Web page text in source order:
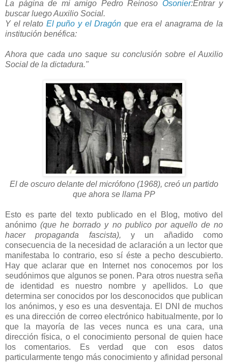
La página de mi amigo Pedro Reinoso Osonier:Entrar y
buscar luego Auxilio Social.
Y el relato El puño y el Dragón que era el anagrama de la
institución benéfica:
Ahora que cada uno saque su conclusión sobre el Auxilio
Social de la dictadura."
El de oscuro delante del micrófono (1968), creó un partido
que ahora se llama PP
Esto es parte del texto publicado en el Blog, motivo del
anónimo(que he borrado y no publico por aquello de no
hacer propaganda fascista), y un añadido como
consecuencia de la necesidad de aclaración a un lector que
manifestaba lo contrario, eso sí éste a pecho descubierto.
Hay que aclarar que en Internet nos conocemos por los
seudónimos que algunos se ponen. Para otros nuestra seña
de identidad es nuestro nombre y apellidos. Lo que
determina ser conocidos por los desconocidos que publican
los anónimos, y eso es una desventaja. El DNI de muchos
es una dirección de correo electrónico habitualmente, por lo
que la mayoría de las veces nunca es una cara, una
dirección física, o el conocimiento personal de quien hace
los comentarios. Es verdad que con esos datos
particularmente tengo más conocimiento y afinidad personal